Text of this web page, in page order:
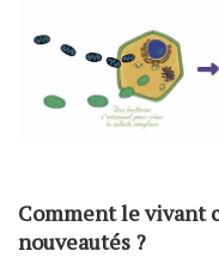
Comment le vivant
nouveautés ?